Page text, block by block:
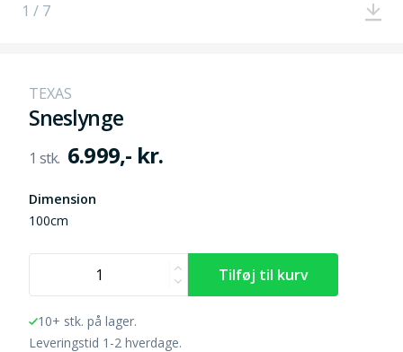
1 / 7
TEXAS
Sneslynge
6.999,- kr.
Dimension
100cm
10+ stk. på lager.
Leveringstid 1-2 hverdage.